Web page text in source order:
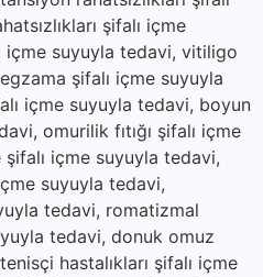
şifalı içme
içme suyuyla tedavi, vitiligo
şifalı içme suyuyla
içme suyuyla tedavi, boyun
omurilik fıtığı şifalı içme
içme suyuyla tedavi,
suyuyla tedavi,
tedavi, romatizmal
tedavi, donuk omuz
hastalıkları şifalı içme